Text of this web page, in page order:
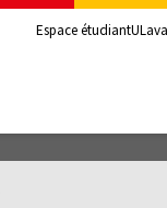
Espace étudiant